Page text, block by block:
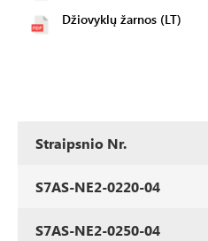
Džiovyklų žarnos (LT)
Straipsnio Nr.
S7AS-NE2-0220-04
S7AS-NE2-0250-04